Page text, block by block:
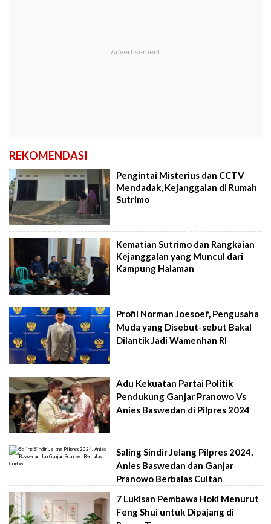
REKOMENDASI
Pengintai Misterius dan CCTV
Mendadak, Kejanggalan di Rumah
Sutrimo
Kematian Sutrimo dan Rangkaian
Kejanggalan yang Muncul dari
Kampung Halaman
Profil Norman Joesoef, Pengusaha
Muda yang Disebut-sebut Bakal
Dilantik Jadi Wamenhan RI
Adu Kekuatan Partai Politik
Pendukung Ganjar Pranowo Vs
Anies Baswedan di Pilpres 2024
Saling Sindir Jelang Pilpres 2024,
Anies Baswedan dan Ganjar
Pranowo Berbalas Cuitan
7 Lukisan Pembawa Hoki Menurut
Feng Shui untuk Dipajang di